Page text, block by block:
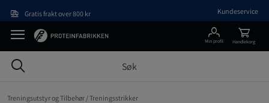
Gratis frakt over 800 kr Kundeservice
Min profil Handlekorg
Treningsutstyr og Tilbehør /Treningsstrikker